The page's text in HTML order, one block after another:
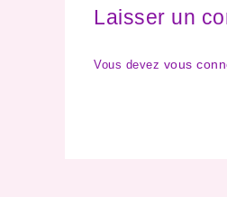
Laisser un
Vous devez vous